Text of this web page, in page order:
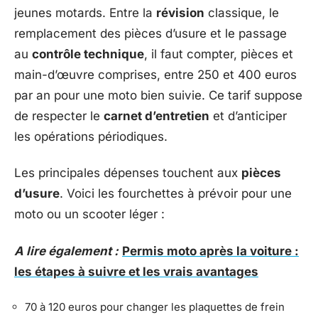
jeunes motards. Entre la révision classique, le
remplacement des pièces d’usure et le passage
au contrôle technique, il faut compter, pièces et
main-d’œuvre comprises, entre 250 et 400 euros
par an pour une moto bien suivie. Ce tarif suppose
de respecter le carnet d’entretien et d’anticiper
les opérations périodiques.
Les principales dépenses touchent aux pièces
d’usure. Voici les fourchettes à prévoir pour une
moto ou un scooter léger :
A lire également : Permis moto après la voiture :
les étapes à suivre et les vrais avantages
70 à 120 euros pour changer les plaquettes de frein